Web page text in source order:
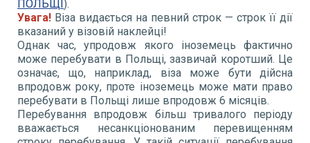
ПОЛЬЩІ).
Увага! Віза видається на певний строк — строк її дії
вказаний у візовій наклейці!
Однак час, упродовж якого іноземець фактично
може перебувати в Польщі, зазвичай коротший. Це
означає, що, наприклад, віза може бути дійсна
впродовж року, проте іноземець може мати право
перебувати в Польщі лише впродовж 6 місяців.
Перебування впродовж більш тривалого періоду
вважається несанкціонованим перевищенням